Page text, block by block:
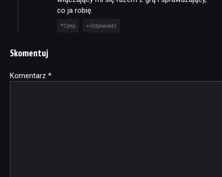
co ja robię.
Cytuj Odpowiedz
Skomentuj
Komentarz *
Alternative: